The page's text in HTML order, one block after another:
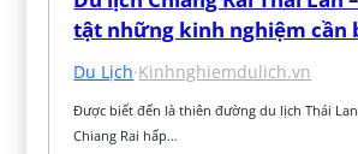
tật những kinh nghiệm cần
Du Lịch·Kinhnghiemdulich.vn
Được biết đến là thiên đường du lịch Thái
Chiang Rai hấp…